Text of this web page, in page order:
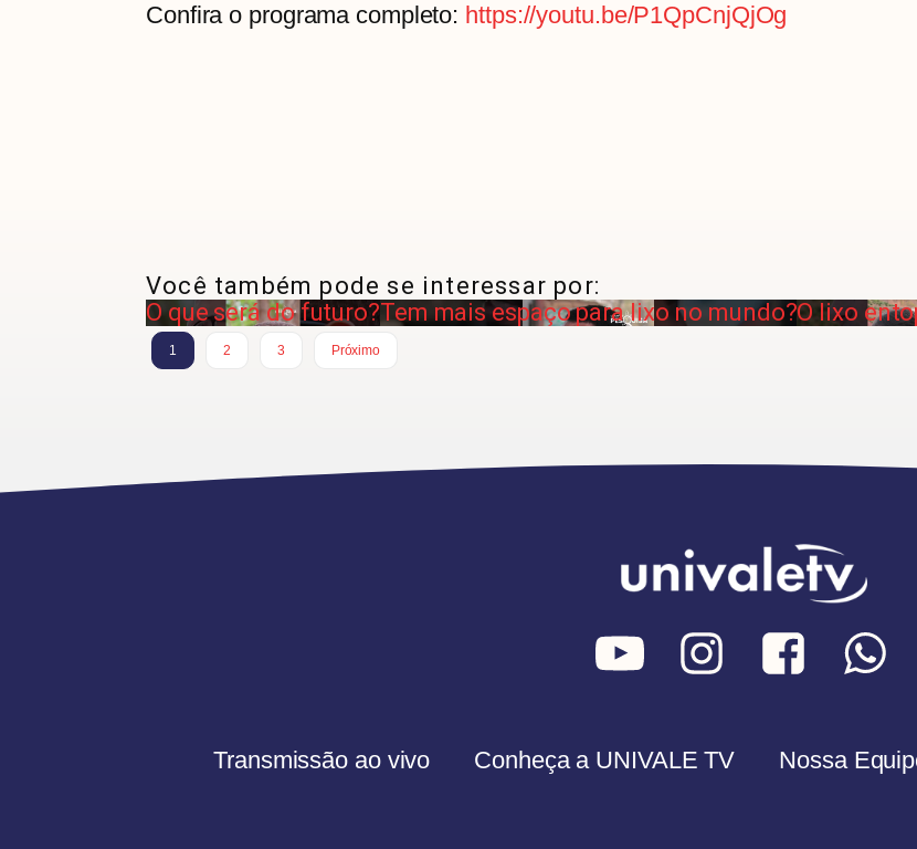
Confira o programa completo: https://youtu.be/P1QpCnjQjOg
Você também pode se interessar por:
O que será do futuro?Tem mais espaço para lixo no mundo?O lixo
1 2 3 Próximo
Transmissão ao vivo Conheça a UNIVALE TV Nossa